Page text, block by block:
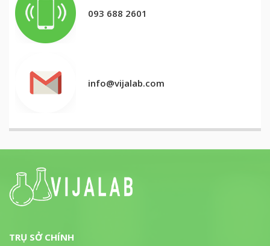
093 688 2601
info@vijalab.com
TRỤ SỞ CHÍNH